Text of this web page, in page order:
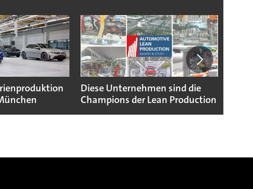
Diese Unternehmen sind die
Champions der Lean Production